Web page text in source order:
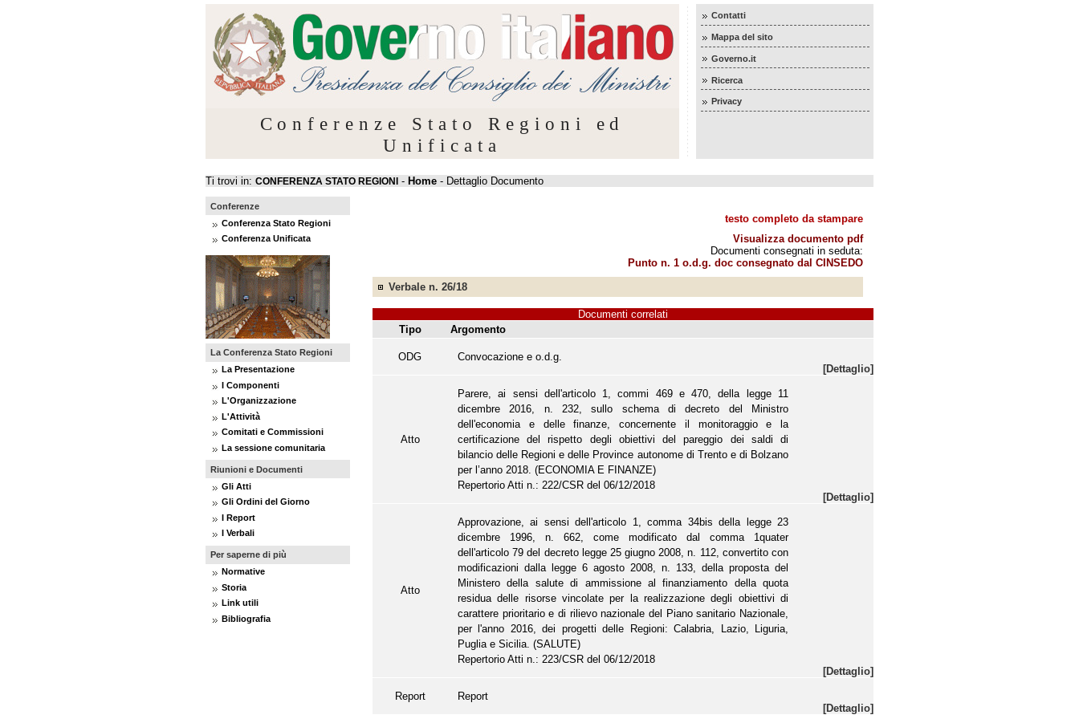
Conferenze Stato Regioni ed
Unificata
Contatti
Mappa del sito
Governo.it
Ricerca
Privacy
Ti trovi in: CONFERENZA STATO REGIONI - Home - Dettaglio Documento
Conferenze
Conferenza Stato Regioni
Conferenza Unificata
La Conferenza Stato Regioni
La Presentazione
I Componenti
L'Organizzazione
L'Attività
Comitati e Commissioni
La sessione comunitaria
Riunioni e Documenti
Gli Atti
Gli Ordini del Giorno
I Report
I Verbali
Per saperne di più
Normative
Storia
Link utili
Bibliografia
testo completo da stampare
Visualizza documento pdf
Documenti consegnati in seduta:
Punto n. 1 o.d.g. doc consegnato dal CINSEDO
Verbale n. 26/18
Documenti correlati
Tipo
Argomento
ODG
Convocazione e o.d.g.
[Dettaglio]
Atto
Parere, ai sensi dell'articolo 1, commi 469 e 470, della legge 11
dicembre 2016, n. 232, sullo schema di decreto del Ministro
dell'economia e delle finanze, concernente il monitoraggio e la
certificazione del rispetto degli obiettivi del pareggio dei saldi di
bilancio delle Regioni e delle Province autonome di Trento e di Bolzano
per l’anno 2018. (ECONOMIA E FINANZE)
Repertorio Atti n.: 222/CSR del 06/12/2018
[Dettaglio]
Atto
Approvazione, ai sensi dell'articolo 1, comma 34bis della legge 23
dicembre 1996, n. 662, come modificato dal comma 1quater
dell'articolo 79 del decreto legge 25 giugno 2008, n. 112, convertito con
modificazioni dalla legge 6 agosto 2008, n. 133, della proposta del
Ministero della salute di ammissione al finanziamento della quota
residua delle risorse vincolate per la realizzazione degli obiettivi di
carattere prioritario e di rilievo nazionale del Piano sanitario Nazionale,
per l'anno 2016, dei progetti delle Regioni: Calabria, Lazio, Liguria,
Puglia e Sicilia. (SALUTE)
Repertorio Atti n.: 223/CSR del 06/12/2018
[Dettaglio]
Report
Report
[Dettaglio]